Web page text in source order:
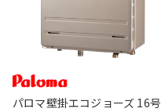
パロマ壁掛エコジョーズ 16号